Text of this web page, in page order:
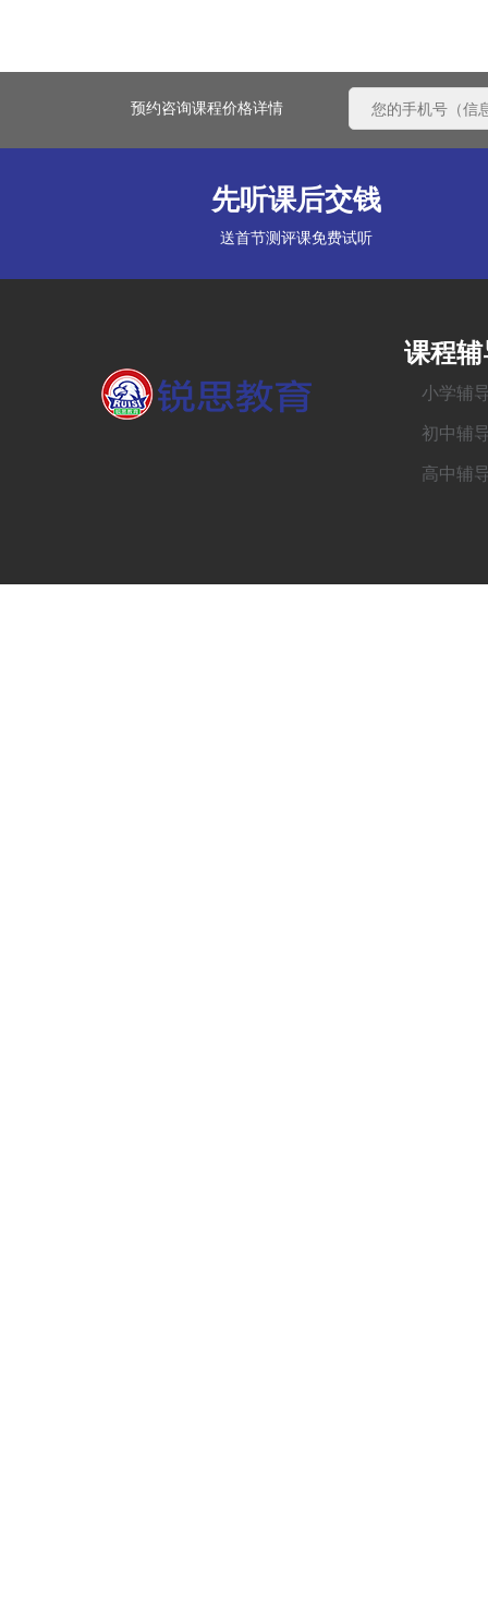
预约咨询课程价格详情
先听课后交钱
送首节测评课免费试听
课程辅
小学辅
初中辅
高中辅